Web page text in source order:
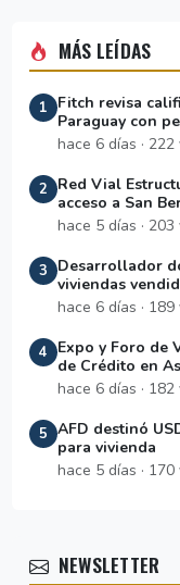
MÁS LEÍDAS
1
Fitch revisa
Paraguay con
hace 6 días · 222
2
Red Vial
acceso a San
hace 5 días · 203
3
Desarrollador
viviendas
hace 6 días · 189
4
Expo y Foro de
de Crédito en
hace 6 días · 182
5 AFD destinó
para vivienda
hace 5 días · 170
NEWSLETTER